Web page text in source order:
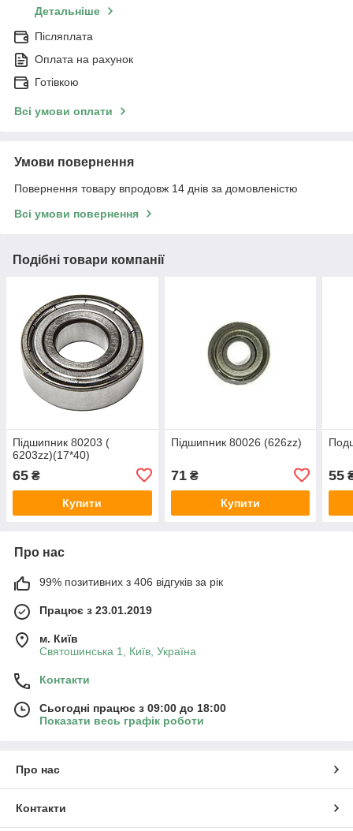
Детальніше
Післяплата
Оплата на рахунок
Готівкою
Всі умови оплати
Умови повернення
Повернення товару впродовж 14 днів за домовленістю
Всі умови повернення
Подібні товари компанії
Підшипник 80203 (
6203zz)(17*40)
65 ₴
Купити
Підшипник 80026 (626zz)
71₴
Купити
55
Про нас
99% позитивних з 406 відгуків за рік
Працює з 23.01.2019
м. Київ
Святошинська 1, Київ, Україна
Контакти
Сьогодні працює з 09:00 до 18:00
Показати весь графік роботи
Про нас
Контакти